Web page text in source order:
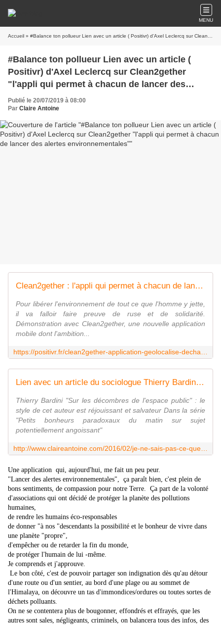
MENU
Accueil » #Balance ton pollueur Lien avec un article ( Positivr) d'Axel Leclercq sur Clean2gether "l'appli qui permet à chacun de lancer des alertes environnementales"
#Balance ton pollueur Lien avec un article (
Positivr) d'Axel Leclercq sur Clean2gether
"l'appli qui permet à chacun de lancer des
alertes environnementales"
Publié le 20/07/2019 à 08:00
Par Claire Antoine
Clean2gether : l'appli qui permet à chacun de lancer des alertes environnementales.
Pour libérer l'environnement de tout ce que l'homme y jette,
il va falloir faire preuve de ruse et de solidarité.
Démonstration avec Clean2gether, une nouvelle application
mobile dont l'ambition...
Lien avec un article du sociologue Thierry Bardini, sur le concept de - junk - - Le blog de claire
Thierry Bardini "Sur les décombres de l'espace public" : le
style de cet auteur est réjouissant et salvateur Dans la série
"Petits bonheurs paradoxaux du matin sur sujet
potentiellement angoissant"
Une application qui, aujourd'hui, me fait un peu peur.
"Lancer des alertes environnementales", ça paraît bien, c'est plein de
bons sentiments, de compassion pour notre Terre. Ça part de la volonté
d'associations qui ont décidé de protéger la planète des pollutions
humaines,
de rendre les humains éco-responsables
de donner "à nos "descendants la possibilité et le bonheur de vivre dans
une planète "propre",
d'empêcher ou de retarder la fin du monde,
de protéger l'humain de lui -même.
Je comprends et j'approuve.
Le bon côté, c'est de pouvoir partager son indignation dès qu'au détour
d'une route ou d'un sentier, au bord d'une plage ou au sommet de
l'Himalaya, on découvre un tas d'immondices/ordures ou toutes sortes de
déchets polluants.
On ne se contentera plus de bougonner, effondrés et effrayés, que les
autres sont sales, négligeants, criminels, on balancera tous des infos, des